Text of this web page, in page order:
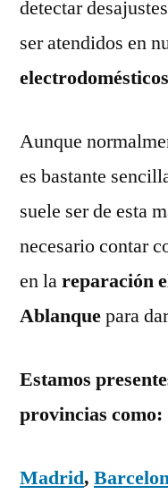
detectar
ser atendidos en
Aunque
es bastante
suele ser de esta
necesario contar
en lareparación
Ablanquepara
Estamos
provincias como:
Madrid,